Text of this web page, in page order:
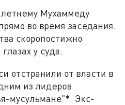
Мухаммеду
во время заседания.
скоропостижно
у суда.
отстранили от власти в
из лидеров
мусульмане"*. Экс-